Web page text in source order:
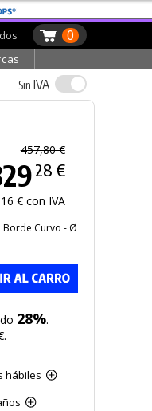
0
Sin IVA
457,80 €
28 €
€ con IVA
Borde Curvo - Ø
28%.
hábiles